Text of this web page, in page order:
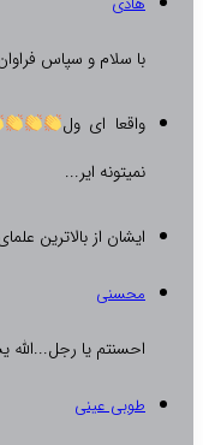
با سلام و سپاس
واقعا ای ول
نمیتونه ایر...
ایشان از بالاترین
محسنی
احسنتم یا
طوبی عینی